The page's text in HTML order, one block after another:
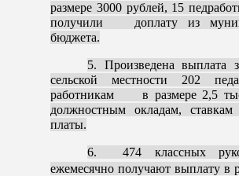
размере 3000 рублей, 15
получили доплату из
бюджета.
5. Произведена выплата
сельской местности 202
работникам в размере 2,5
должностным окладам, ставкам
платы.
6. 474 классных
ежемесячно получают выплату в